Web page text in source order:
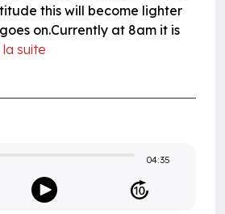
this will become lighter
on.Currently at 8am it is
la suite
04:35